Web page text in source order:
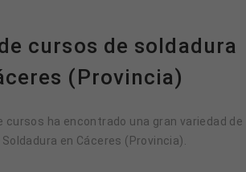
cursos de soldadura
(Provincia)
cursos ha encontrado una gran variedad de
en Cáceres (Provincia).